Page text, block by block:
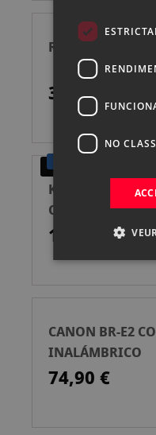
RICOH GA-3
39,90 €
SEGONA MÀ
KAISER ARO
OM 2ª MANO
15,00 €
CANON BR-E2
INALÁMBRICO
74,90 €
NO